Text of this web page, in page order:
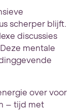
scherper blijft.
discussies
mentale
over voor
– tijd met